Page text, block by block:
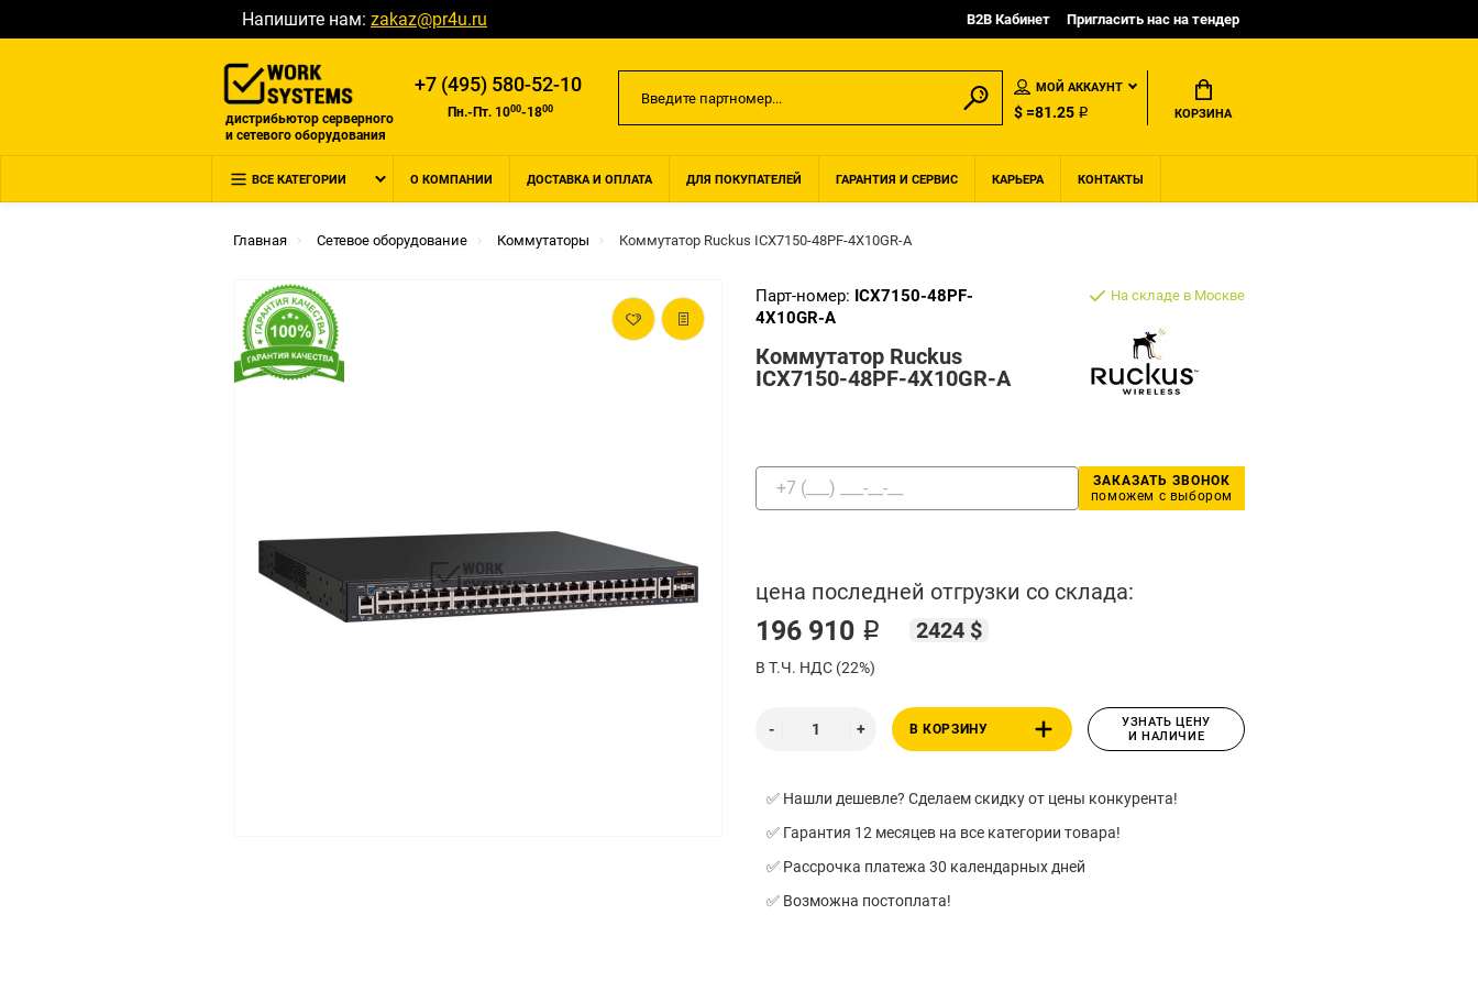
Напишите нам: zakaz@pr4u.ru B2B Кабинет Пригласить нас на тендер
дистрибьютор серверного
и сетевого оборудования
+7 (495) 580-52-10
Пн.-Пт. 1000-1800
МОЙ АККАУНТ
$ =81.25 ₽ КОРЗИНА
ВСЕ КАТЕГОРИИ О КОМПАНИИ ДОСТАВКА И ОПЛАТА ДЛЯ ПОКУПАТЕЛЕЙ ГАРАНТИЯ И СЕРВИС КАРЬЕРА КОНТАКТЫ
Главная Сетевое оборудование Коммутаторы Коммутатор Ruckus ICX7150-48PF-4X10GR-A
Парт-номер: ICX7150-48PF-
4X10GR-A
Коммутатор Ruckus
ICX7150-48PF-4X10GR-A
На складе в Москве
ЗАКАЗАТЬ ЗВОНОК
поможем с выбором
цена последней отгрузки со склада:
196 910 ₽ 2424 $
В Т.Ч. НДС (22%)
В КОРЗИНУ
УЗНАТЬ ЦЕНУ
И НАЛИЧИЕ
✅ Нашли дешевле? Сделаем скидку от цены конкурента!
✅ Гарантия 12 месяцев на все категории товара!
✅ Рассрочка платежа 30 календарных дней
✅ Возможна постоплата!